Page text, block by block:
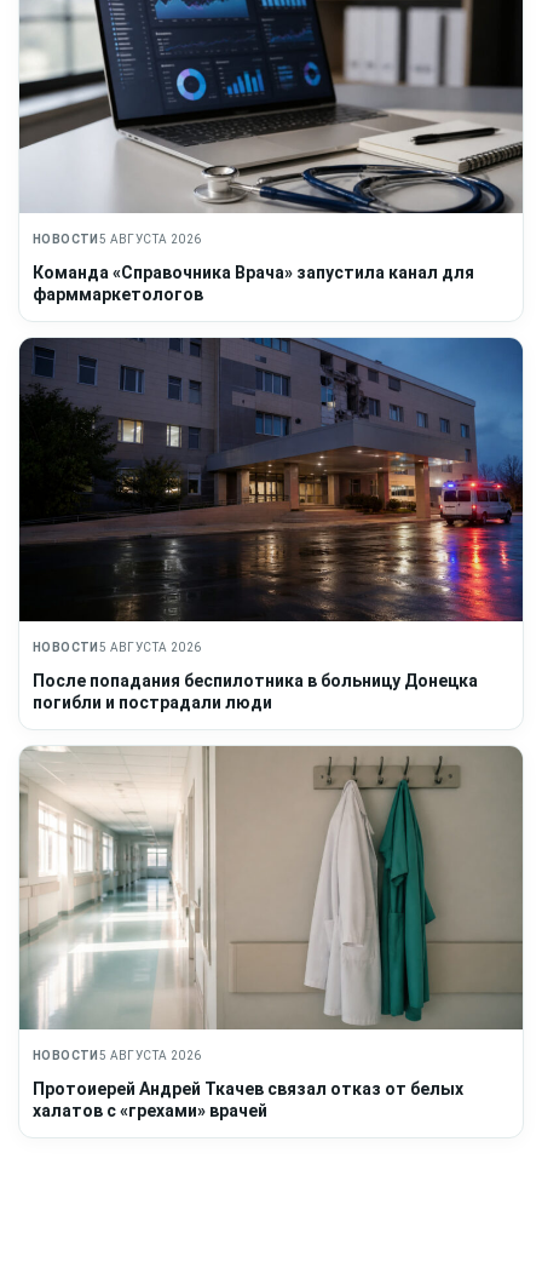
НОВОСТИ 5 АВГУСТА 2026
Команда «Справочника Врача» запустила канал для
фарммаркетологов
НОВОСТИ 5 АВГУСТА 2026
После попадания беспилотника в больницу Донецка
погибли и пострадали люди
НОВОСТИ 5 АВГУСТА 2026
Протоиерей Андрей Ткачев связал отказ от белых
халатов с «грехами» врачей